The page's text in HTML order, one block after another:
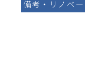
備考・リノベ